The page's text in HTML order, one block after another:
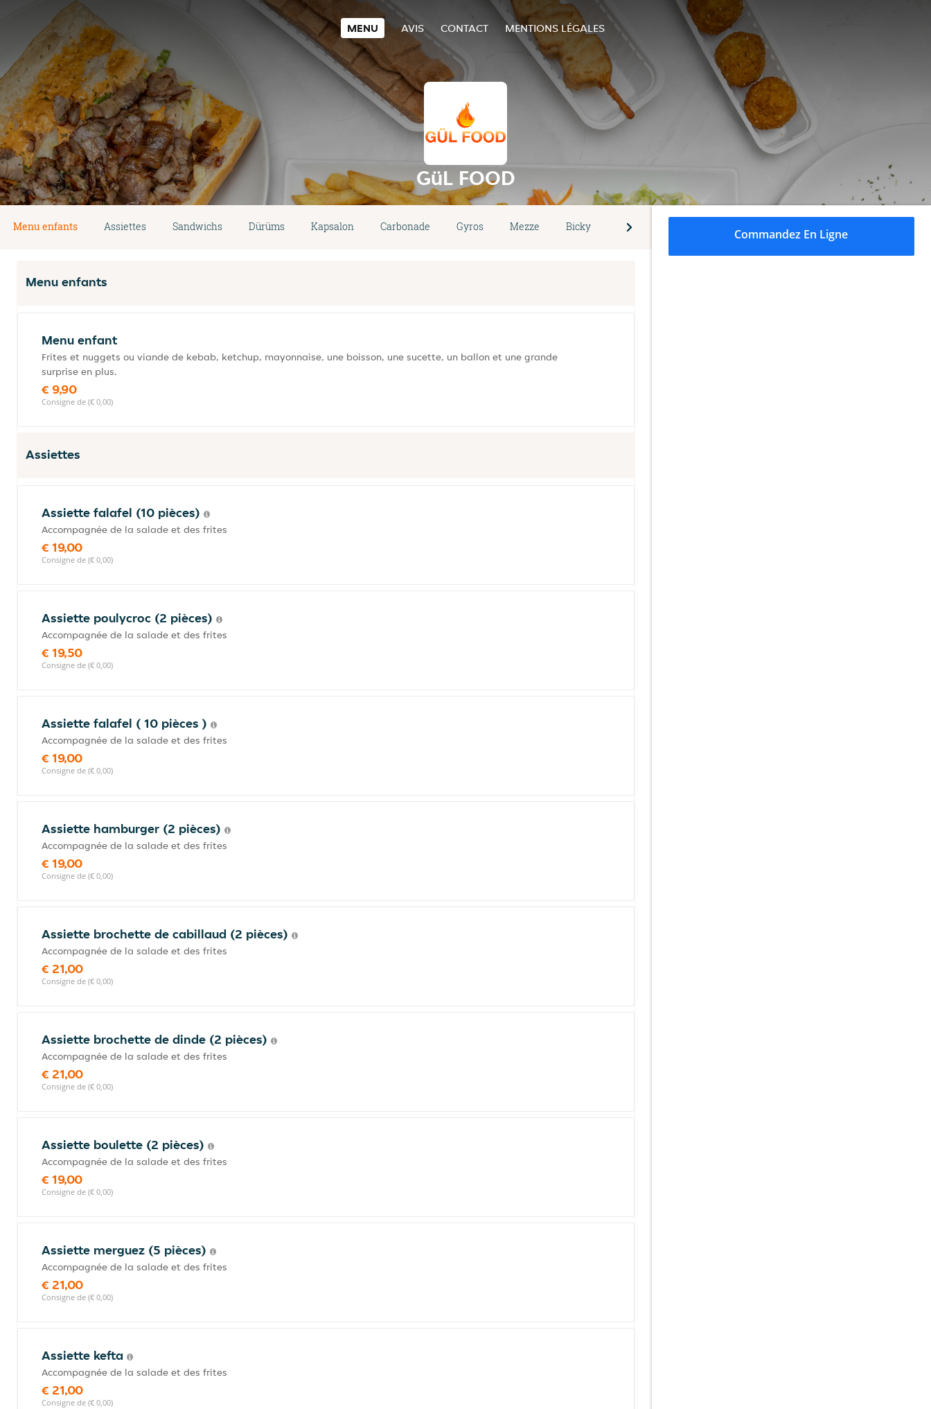
MENU AVIS CONTACT MENTIONS LÉGALES
GüL FOOD
Menu enfants Assiettes Sandwichs Dürüms Kapsalon Carbonade Gyros Mezze Bicky Snack simple Entrées froides
Menu enfants
Menu enfant
Frites et nuggets ou viande de kebab, ketchup, mayonnaise, une boisson, une sucette, un ballon et une grande
surprise en plus.
€ 9,90
Consigne de (€ 0,00)
Assiettes
Assiette falafel (10 pièces)
Accompagnée de la salade et des frites
€ 19,00
Consigne de (€ 0,00)
Assiette poulycroc (2 pièces)
Accompagnée de la salade et des frites
€ 19,50
Consigne de (€ 0,00)
Assiette falafel ( 10 pièces )
Accompagnée de la salade et des frites
€ 19,00
Consigne de (€ 0,00)
Assiette hamburger (2 pièces)
Accompagnée de la salade et des frites
€ 19,00
Consigne de (€ 0,00)
Assiette brochette de cabillaud (2 pièces)
Accompagnée de la salade et des frites
€ 21,00
Consigne de (€ 0,00)
Assiette brochette de dinde (2 pièces)
Accompagnée de la salade et des frites
€ 21,00
Consigne de (€ 0,00)
Assiette boulette (2 pièces)
Accompagnée de la salade et des frites
€ 19,00
Consigne de (€ 0,00)
Assiette merguez (5 pièces)
Accompagnée de la salade et des frites
€ 21,00
Consigne de (€ 0,00)
Assiette kefta
Accompagnée de la salade et des frites
€ 21,00
Consigne de (€ 0,00)
Commandez En Ligne